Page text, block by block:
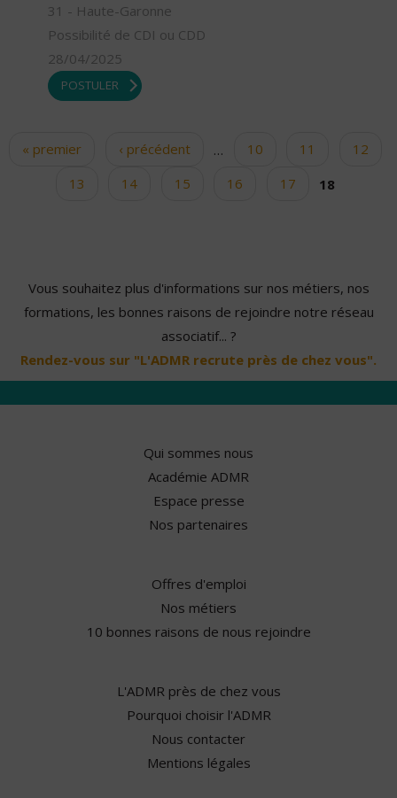
31 - Haute-Garonne
Possibilité de CDI ou CDD
28/04/2025
POSTULER
Pages
« premier ‹ précédent … 10 11
12
13
14 15 16 17 18
Vous souhaitez plus d'informations sur nos métiers, nos
formations, les bonnes raisons de rejoindre notre réseau
associatif... ?
Rendez-vous sur "L'ADMR recrute près de chez vous".
Qui sommes nous
Académie ADMR
Espace presse
Nos partenaires
Offres d'emploi
Nos métiers
10 bonnes raisons de nous rejoindre
L'ADMR près de chez vous
Pourquoi choisir l'ADMR
Nous contacter
Mentions légales